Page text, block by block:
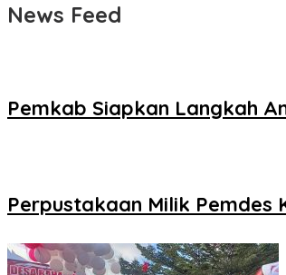
News Feed
Pemkab Siapkan Langkah
Perpustakaan Milik Pemdes